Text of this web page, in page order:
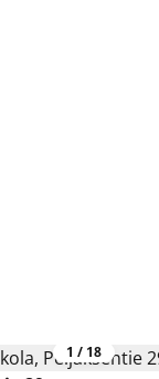
1 / 18